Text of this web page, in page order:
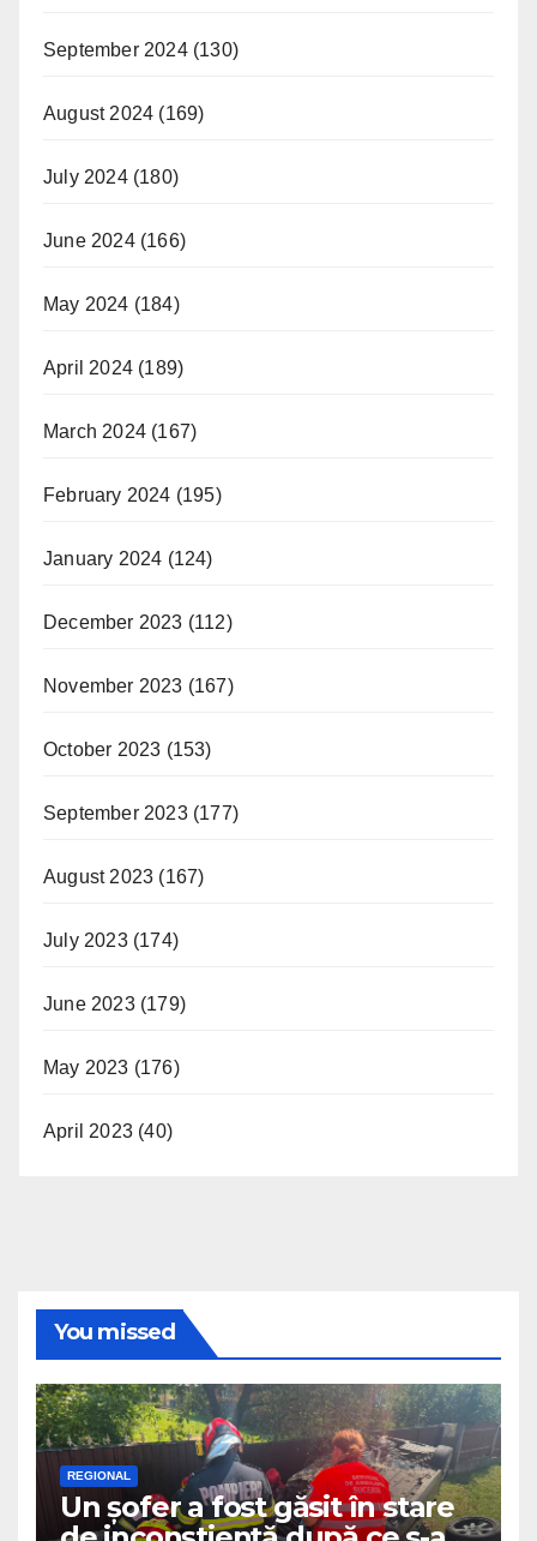
September 2024(130)
August 2024 (169)
July 2024(180)
June 2024(166)
May 2024 (184)
April 2024 (189)
March 2024 (167)
February 2024 (195)
January 2024 (124)
December 2023 (112)
November 2023 (167)
October 2023 (153)
September 2023(177)
August 2023 (167)
July 2023(174)
June 2023(179)
May 2023 (176)
April 2023 (40)
You missed
REGIONAL
Un șofer a fost găsit în stare